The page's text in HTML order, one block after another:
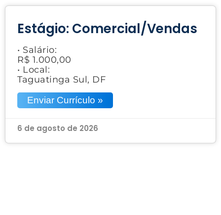
Estágio: Comercial/Vendas
• Salário:
R$ 1.000,00
• Local:
Taguatinga Sul, DF
Enviar Currículo »
6 de agosto de 2026